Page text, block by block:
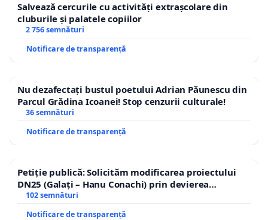
Salvează cercurile cu activități extrașcolare din
cluburile și palatele copiilor
2 756 semnături
Notificare de transparență
Nu dezafectați bustul poetului Adrian Păunescu din
Parcul Grădina Icoanei! Stop cenzurii culturale!
36 semnături
Notificare de transparență
Petiție publică: Solicităm modificarea proiectului
DN25 (Galați – Hanu Conachi) prin devierea
traseului în afara localităților!
102 semnături
Notificare de transparență